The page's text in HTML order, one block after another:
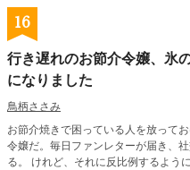
16
行き遅れのお節介令嬢、氷
になりました
鳥柄ささみ
お節介焼きで困っている人を放って
令嬢だ。毎日ファンレターが届き、
る。 けれど、それに反比例するよう